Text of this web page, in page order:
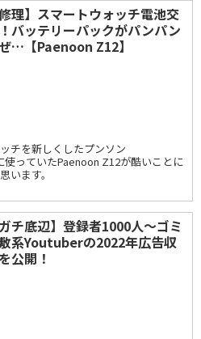
修理】スマートウォッチ電池交
バッテリーパックがパンパン
…【Paenoon Z12】
チを新しくしたプンソン
っていたPaenoon Z12が酷いことに
います。
ガチ底辺】登録者1000人～ゴミ
系Youtuberの2022年広告収
公開！